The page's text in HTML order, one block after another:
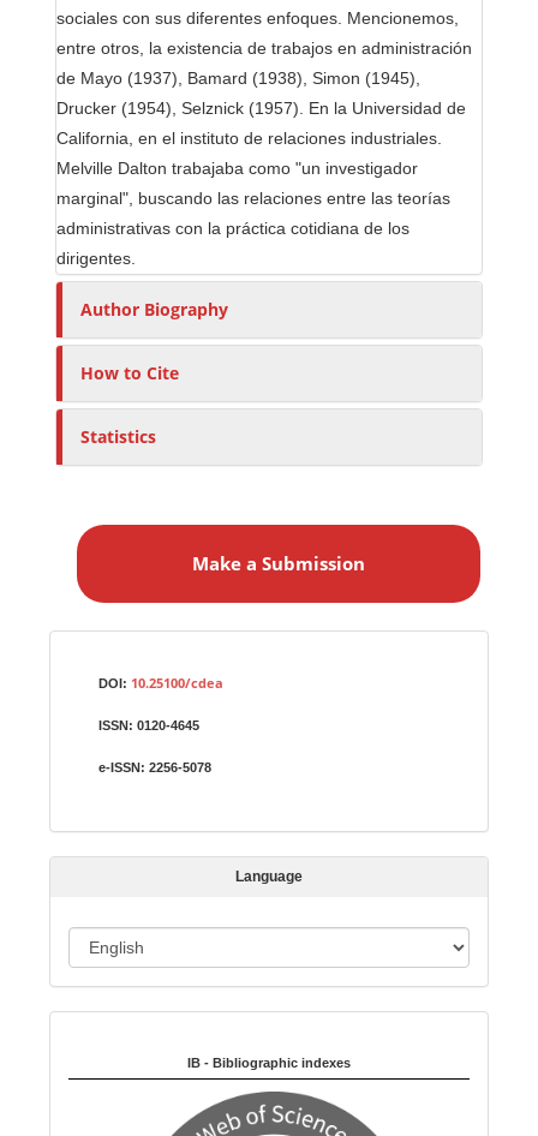
sociales con sus diferentes enfoques. Mencionemos,
entre otros, la existencia de trabajos en administración
de Mayo (1937), Bamard (1938), Simon (1945),
Drucker (1954), Selznick (1957). En la Universidad de
California, en el instituto de relaciones industriales.
Melville Dalton trabajaba como "un investigador
marginal", buscando las relaciones entre las teorías
administrativas con la práctica cotidiana de los
dirigentes.
Author Biography
How to Cite
Statistics
a
s
i
Make a Submission
DOI: 10.25100/cdea
ISSN:0120-4645
e-ISSN: 2256-5078
Language
a
u
a
g
IB - Bibliographic indexes